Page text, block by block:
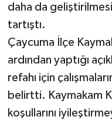
daha da
tartıştı.
Çaycuma İlçe
ardından yaptığı
refahı için
belirtti. Kaymakam
koşullarını